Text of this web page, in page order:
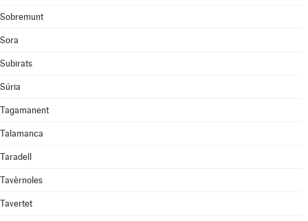
Sobremunt
Sora
Subirats
Súria
Tagamanent
Talamanca
Taradell
Tavèrnoles
Tavertet